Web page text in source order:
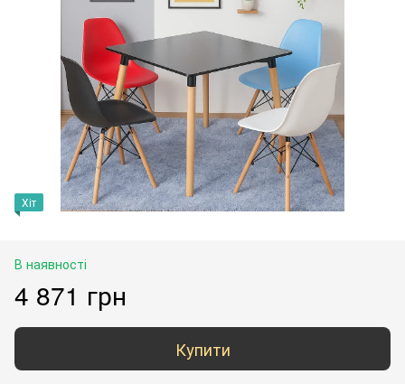
Хіт
В наявності
4 871 грн
Купити